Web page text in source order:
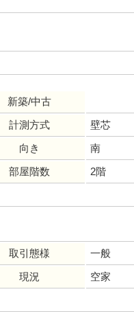
新築/中古
計測方式
壁芯
向き
南
部屋階数
2階
取引態様
一般
現況
空家